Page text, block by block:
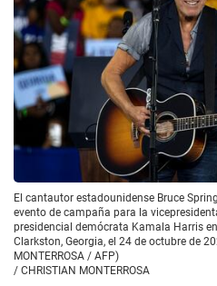
El cantautor estadounidense Bruce
evento de campaña para la
presidencial demócrata Kamala Harris
Clarkston, Georgia, el 24 de octubre de
MONTERROSA / AFP)
/ CHRISTIAN MONTERROSA